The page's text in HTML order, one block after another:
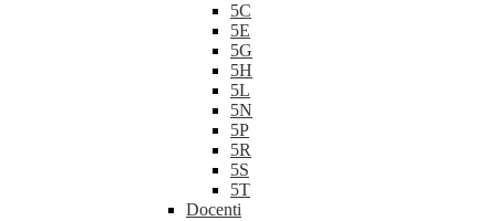
5C
5E
5G
5H
5L
5N
5P
5R
5S
5T
Docenti